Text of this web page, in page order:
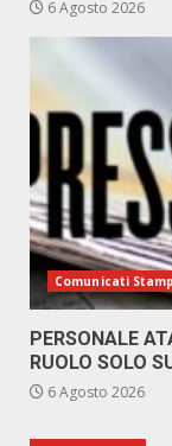
6 Agosto 2026
Comunicati
PERSONALE
RUOLO SOLO
6 Agosto 2026